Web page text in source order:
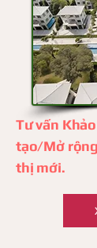
Tư vấn
tạo/Mở
thị mới.